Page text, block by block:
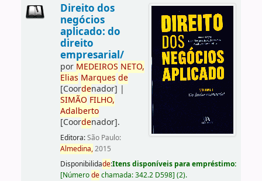
Direito dos
negócios
aplicado: do
direito
empresarial/
por MEDEIROS NETO,
Elias Marques de
[Coordenador] |
SIMÃO FILHO,
Adalberto
[Coordenador].
Editora:São Paulo:
Almedina,2015
Disponibilidade:Itens disponíveis para empréstimo:
[Númerodechamada:342.2 D598] (2).